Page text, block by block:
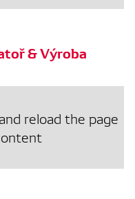
& Výroba
reload the page